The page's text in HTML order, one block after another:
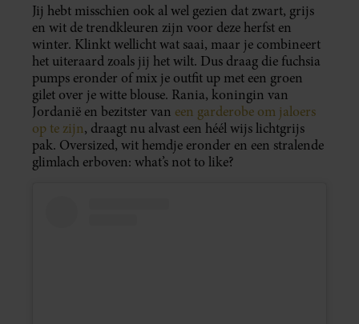
Jij hebt misschien ook al wel gezien dat zwart, grijs
en wit de trendkleuren zijn voor deze herfst en
winter. Klinkt wellicht wat saai, maar je combineert
het uiteraard zoals jij het wilt. Dus draag die fuchsia
pumps eronder of mix je outfit up met een groen
gilet over je witte blouse. Rania, koningin van
Jordanië en bezitster van een garderobe om jaloers
op te zijn, draagt nu alvast een héél wijs lichtgrijs
pak. Oversized, wit hemdje eronder en een stralende
glimlach erboven: what’s not to like?